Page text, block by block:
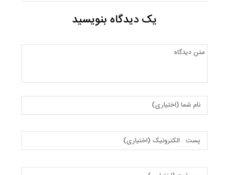
یک دیدگاه بنویسید